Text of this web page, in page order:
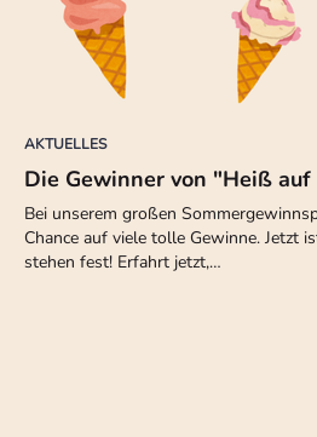
AKTUELLES
Die Gewinner von "Heiß
Bei unserem großen
Chance auf viele tolle Gewinne. Jetzt
stehen fest! Erfahrt jetzt,…